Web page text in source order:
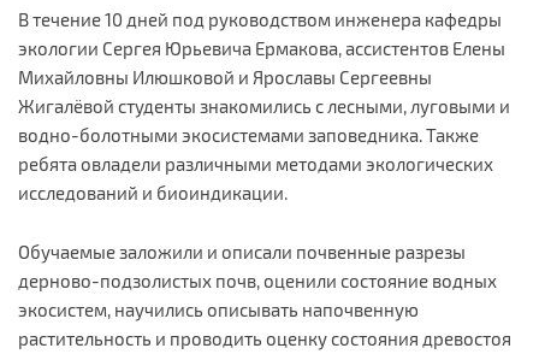
В течение 10 дней под руководством инженера кафедры
экологии Сергея Юрьевича Ермакова, ассистентов Елены
Михайловны Илюшковой и Ярославы Сергеевны
Жигалёвой студенты знакомились с лесными, луговыми и
водно-болотными экосистемами заповедника. Также
ребята овладели различными методами экологических
исследований и биоиндикации.
Обучаемые заложили и описали почвенные разрезы
дерново-подзолистых почв, оценили состояние водных
экосистем, научились описывать напочвенную
растительность и проводить оценку состояния древостоя